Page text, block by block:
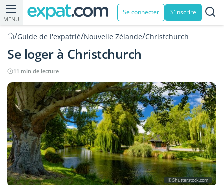
MENU
Se connecter S'inscrire
/Guide de l'expatrié/Nouvelle Zélande/Christchurch
Se loger à Christchurch
11 min de lecture
© Shutterstock.com